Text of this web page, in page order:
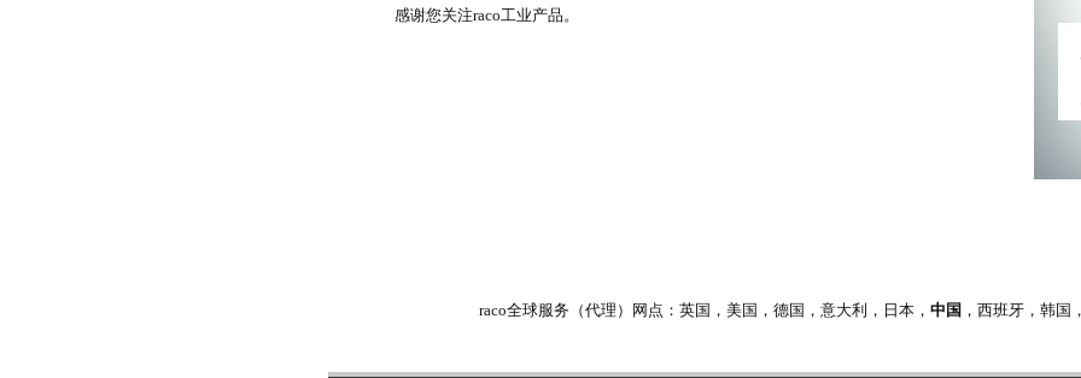
感谢您关注raco工业产品。
raco全球服务（代理）网点：英国，美国，德国，意大利，日本， 中国 ，西班牙，韩国